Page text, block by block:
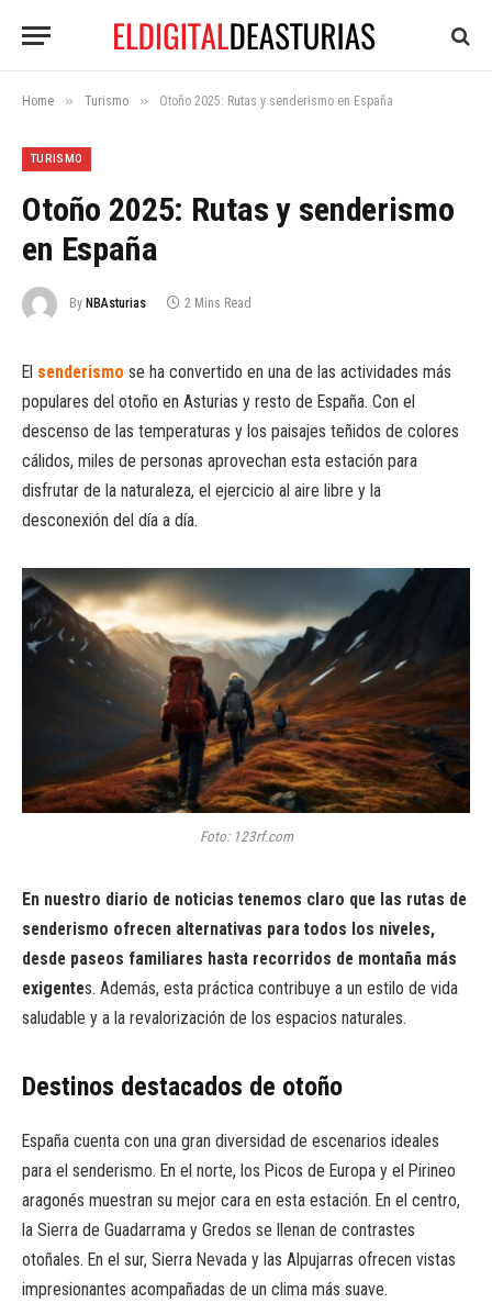
Home » Turismo » Otoño 2025: Rutas y senderismo en España
TURISMO
Otoño 2025: Rutas y senderismo
en España
By NBAsturias 2 Mins Read
El senderismo se ha convertido en una de las actividades más
populares del otoño en Asturias y resto de España. Con el
descenso de las temperaturas y los paisajes teñidos de colores
cálidos, miles de personas aprovechan esta estación para
disfrutar de la naturaleza, el ejercicio al aire libre y la
desconexión del día a día.
Foto: 123rf.com
En nuestro diario de noticias tenemos claro que las rutas de
senderismo ofrecen alternativas para todos los niveles,
desde paseos familiares hasta recorridos de montaña más
exigentes. Además, esta práctica contribuye a un estilo de vida
saludable y a la revalorización de los espacios naturales.
Destinos destacados de otoño
España cuenta con una gran diversidad de escenarios ideales
para el senderismo. En el norte, los Picos de Europa y el Pirineo
aragonés muestran su mejor cara en esta estación. En el centro,
la Sierra de Guadarrama y Gredos se llenan de contrastes
otoñales. En el sur, Sierra Nevada y las Alpujarras ofrecen vistas
impresionantes acompañadas de un clima más suave.